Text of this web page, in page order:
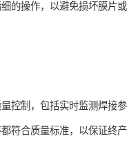
的操作，以避免损坏膜片或
控制，包括实时监测焊接参
符合质量标准，以保证终产